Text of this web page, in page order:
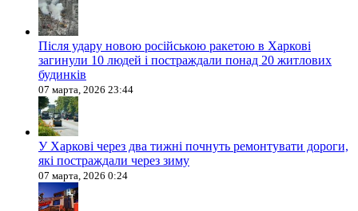
Після удару новою російською ракетою в Харкові
загинули 10 людей і постраждали понад 20 житлових
будинків
07 марта, 2026 23:44
У Харкові через два тижні почнуть ремонтувати дороги,
які постраждали через зиму
07 марта, 2026 0:24